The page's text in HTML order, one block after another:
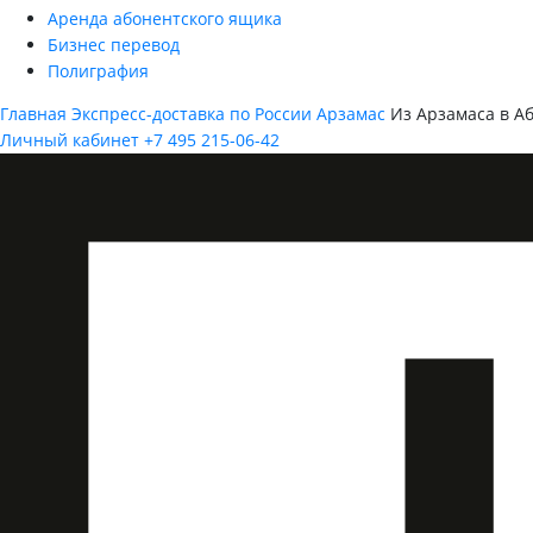
Аренда абонентского ящика
Бизнес перевод
Полиграфия
Главная Экспресс-доставка по России Арзамас Из Арзамаса в
Личный кабинет +7 495 215-06-42